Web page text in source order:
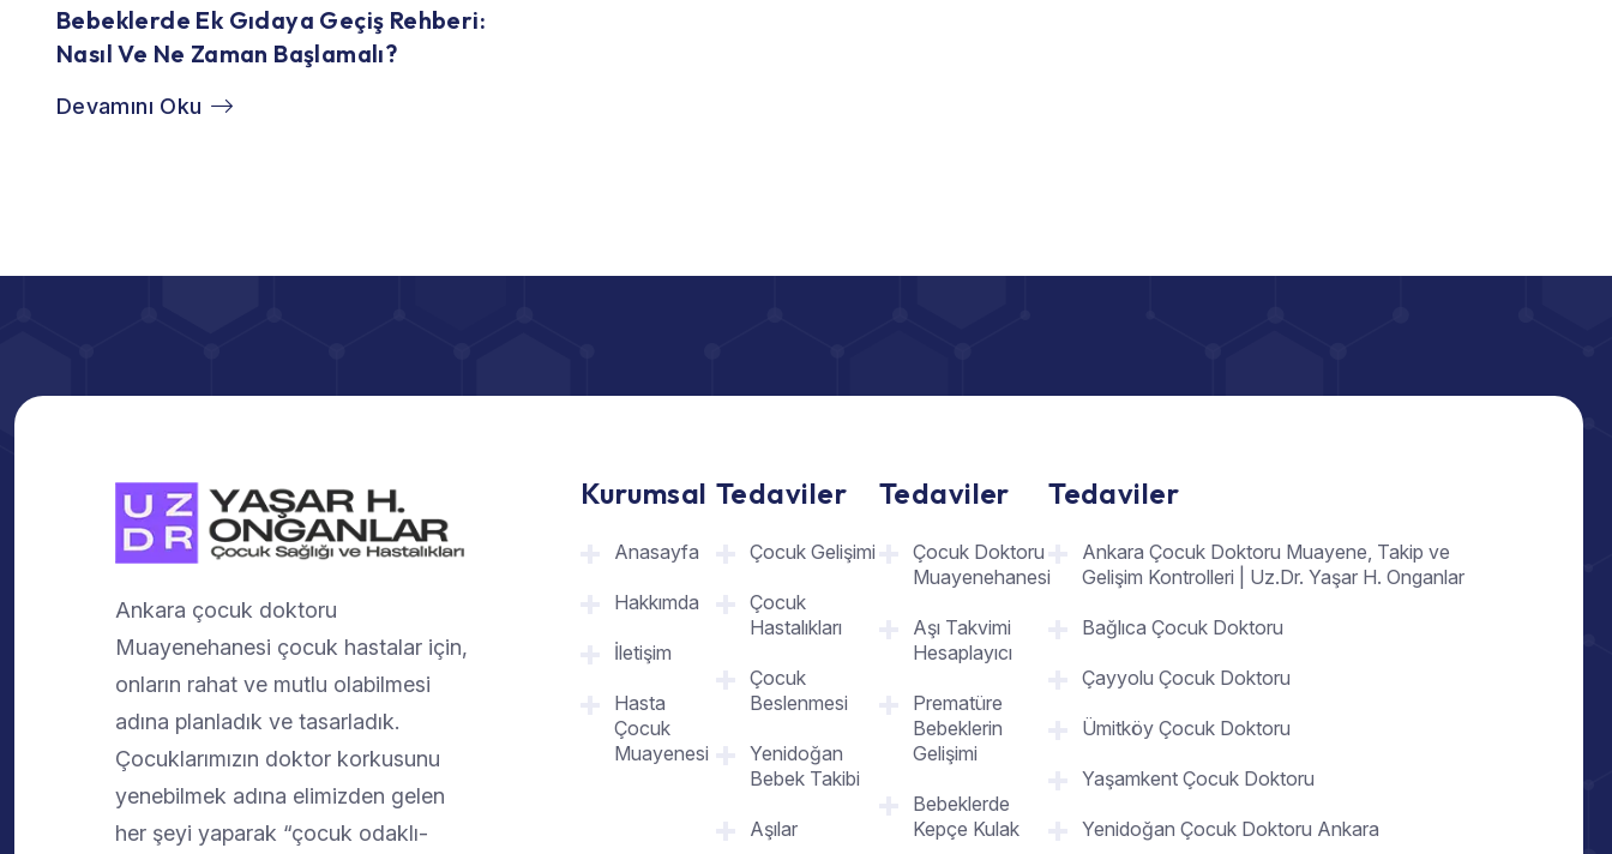
Bebeklerde Ek Gıdaya Geçiş Rehberi:
Nasıl Ve Ne Zaman Başlamalı?
Devamını Oku
Ankara çocuk doktoru
Muayenehanesi çocuk hastalar için,
onların rahat ve mutlu olabilmesi
adına planladık ve tasarladık.
Çocuklarımızın doktor korkusunu
yenebilmek adına elimizden gelen
her şeyi yaparak “çocuk odaklı-
Kurumsal
Anasayfa
Hakkımda
İletişim
Hasta
Çocuk
Muayenesi
Tedaviler
Çocuk Gelişimi
Çocuk
Hastalıkları
Çocuk
Beslenmesi
Yenidoğan
Bebek Takibi
Aşılar
Tedaviler
Çocuk Doktoru
Muayenehanesi
Aşı Takvimi
Hesaplayıcı
Prematüre
Bebeklerin
Gelişimi
Bebeklerde
Kepçe Kulak
Tedaviler
Ankara Çocuk Doktoru Muayene, Takip ve
Gelişim Kontrolleri | Uz.Dr. Yaşar H. Onganlar
Bağlıca Çocuk Doktoru
Çayyolu Çocuk Doktoru
Ümitköy Çocuk Doktoru
Yaşamkent Çocuk Doktoru
Yenidoğan Çocuk Doktoru Ankara